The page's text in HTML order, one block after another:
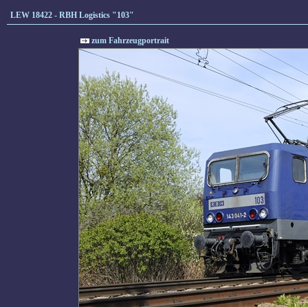
LEW 18422 - RBH Logistics "103"
zum Fahrzeugportrait